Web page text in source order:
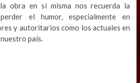
obra en sí misma nos recuerda la
el humor, especialmente en
y autoritarios como los actuales en
país.